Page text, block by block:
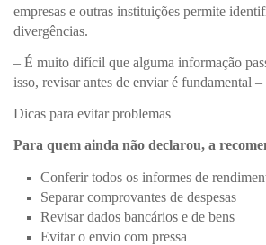
empresas e outras instituições permite
divergências.
– É muito difícil que alguma informação
isso, revisar antes de enviar é fundamental
Dicas para evitar problemas
Para quem ainda não declarou, a
Conferir todos os informes de
Separar comprovantes de despesas
Revisar dados bancários e de bens
Evitar o envio com pressa